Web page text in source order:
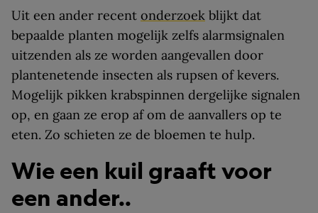
Uit een ander recent onderzoek blijkt dat
bepaalde planten mogelijk zelfs alarmsignalen
uitzenden als ze worden aangevallen door
plantenetende insecten als rupsen of kevers.
Mogelijk pikken krabspinnen dergelijke signalen
op, en gaan ze erop af om de aanvallers op te
eten. Zo schieten ze de bloemen te hulp.
Wie een kuil graaft voor
een ander..